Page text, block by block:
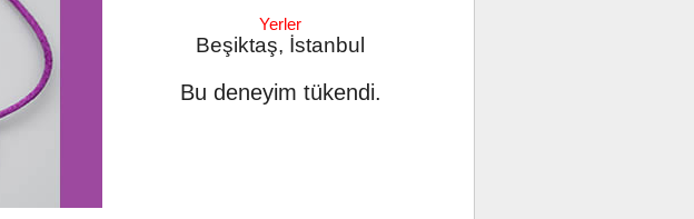
Yerler
Beşiktaş, İstanbul
Bu deneyim tükendi.